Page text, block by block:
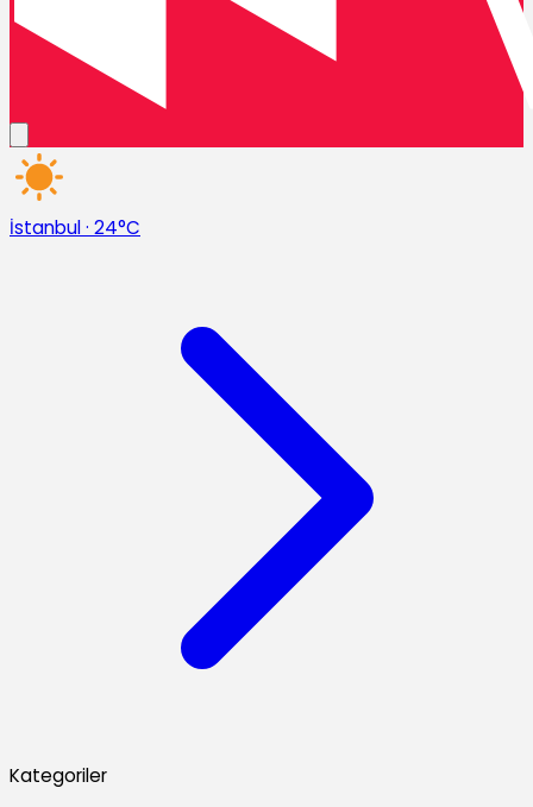
İstanbul· 24°C
Kategoriler